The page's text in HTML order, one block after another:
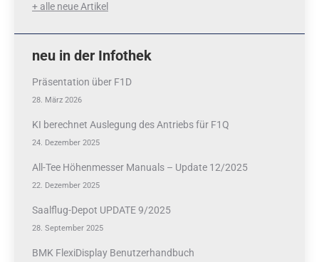
+ alle neue Artikel
neu in der Infothek
Präsentation über F1D
28. März 2026
KI berechnet Auslegung des Antriebs für F1Q
24. Dezember 2025
All-Tee Höhenmesser Manuals – Update 12/2025
22. Dezember 2025
Saalflug-Depot UPDATE 9/2025
28. September 2025
BMK FlexiDisplay Benutzerhandbuch